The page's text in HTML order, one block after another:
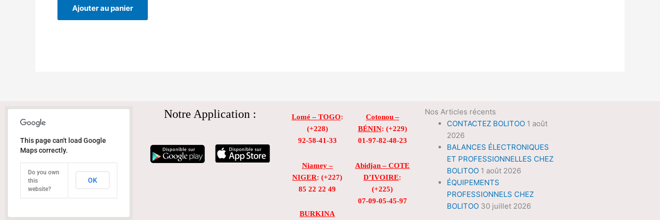
Ajouter au panier
This page can't load Google
Maps correctly.
Do you own
this
website?
OK
Notre Application : Lomé – TOGO:
(+228)
92-58-41-33
Niamey –
NIGER: (+227)
85 22 22 49
BURKINA
Cotonou –
BÉNIN: (+229)
01-97-82-48-23
Abidjan – COTE
D’IVOIRE:
(+225)
07-09-05-45-97
Nos Articles récents
CONTACTEZ BOLITOO 1 août
2026
BALANCES ÉLECTRONIQUES
ET PROFESSIONNELLES CHEZ
BOLITOO 1 août 2026
ÉQUIPEMENTS
PROFESSIONNELS CHEZ
BOLITOO 30 juillet 2026